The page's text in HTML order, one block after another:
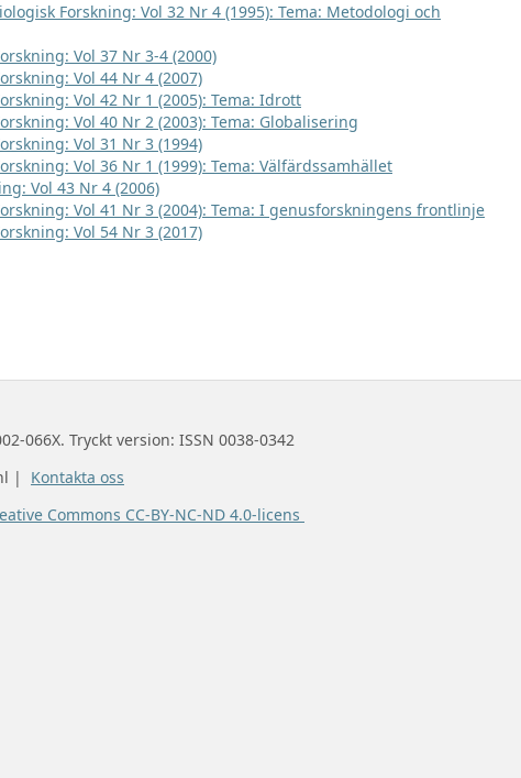
Forskning: Vol 32 Nr 4 (1995): Tema: Metodologi och
Vol 37 Nr 3-4 (2000)
Vol 44 Nr 4 (2007)
Vol 42 Nr 1 (2005): Tema: Idrott
Vol 40 Nr 2 (2003): Tema: Globalisering
Vol 31 Nr 3 (1994)
Vol 36 Nr 1 (1999): Tema: Välfärdssamhället
Vol 43 Nr 4 (2006)
Vol 41 Nr 3 (2004): Tema: I genusforskningens frontlinje
Vol 54 Nr 3 (2017)
066X. Tryckt version: ISSN 0038-0342
| Kontakta oss
Commons CC-BY-NC-ND 4.0-licens